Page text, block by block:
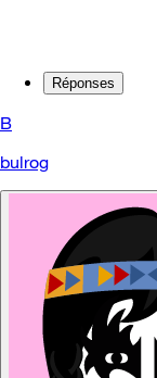
Réponses
B
bulrog